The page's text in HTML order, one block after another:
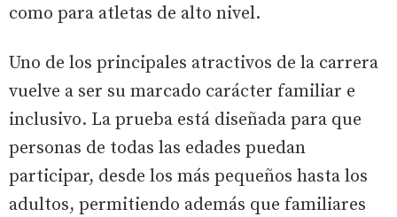
como para atletas de alto nivel.
Uno de los principales atractivos de la carrera
vuelve a ser su marcado carácter familiar e
inclusivo. La prueba está diseñada para que
personas de todas las edades puedan
participar, desde los más pequeños hasta los
adultos, permitiendo además que familiares